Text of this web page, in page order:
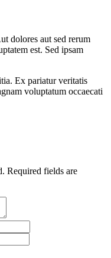
dolores aut sed rerum
est. Sed ipsam
Ex pariatur veritatis
voluptatum occaecati
Required fields are